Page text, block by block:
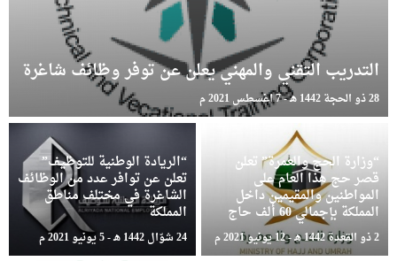
التدريب التقني والمهني يعلن عن توفر وظائف شاغرة
28 ذو الحجة 1442 هـ - 7 أغسطس 2021 م
“وزارة الحج والعمرة” تعلن
قصر حج هذا العام على
المواطنين والمقيمين داخل
المملكة بإجمالي 60 ألف حاج
2 ذو القعدة 1442 هـ - 12 يونيو 2021 م
“الريادة الوطنية للتوظيف”
تعلن عن توافر عدد من الوظائف
الشاغرة في مختلف مناطق
المملكة
24 شوّال 1442 هـ - 5 يونيو 2021 م